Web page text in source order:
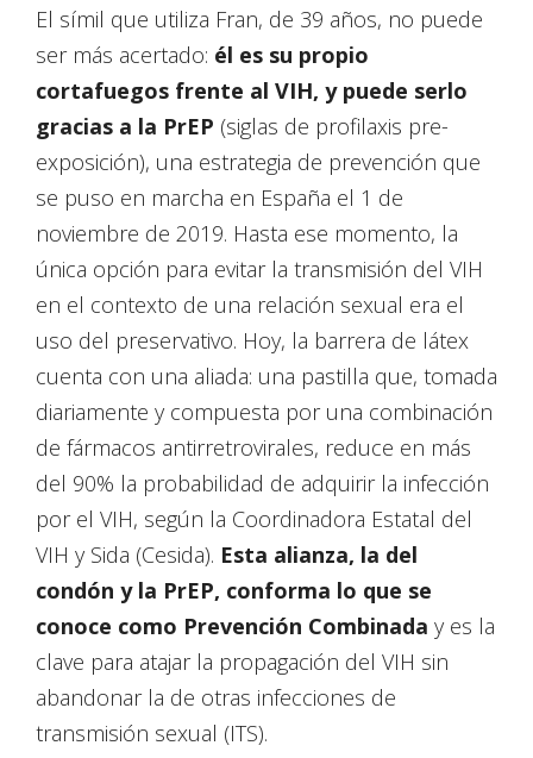
El símil que utiliza Fran, de 39 años, no puede
ser más acertado: él es su propio
cortafuegos frente al VIH, y puede serlo
gracias a la PrEP (siglas de profilaxis pre-
exposición), una estrategia de prevención que
se puso en marcha en España el 1 de
noviembre de 2019. Hasta ese momento, la
única opción para evitar la transmisión del VIH
en el contexto de una relación sexual era el
uso del preservativo. Hoy, la barrera de látex
cuenta con una aliada: una pastilla que, tomada
diariamente y compuesta por una combinación
de fármacos antirretrovirales, reduce en más
del 90% la probabilidad de adquirir la infección
por el VIH, según la Coordinadora Estatal del
VIH y Sida (Cesida). Esta alianza, la del
condón y la PrEP, conforma lo que se
conoce como Prevención Combinada y es la
clave para atajar la propagación del VIH sin
abandonar la de otras infecciones de
transmisión sexual (ITS).